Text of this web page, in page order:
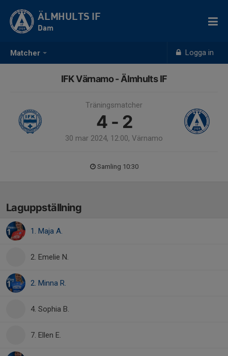
Matcher Logga in
ÄLMHULTS IF
Dam
IFK Värnamo - Älmhults IF
Träningsmatcher
4 - 2
30 mar 2024, 12:00, Värnamo
Samling 10:30
Laguppställning
1. Maja A.
2. Emelie N.
2. Minna R.
4. Sophia B.
7. Ellen E.